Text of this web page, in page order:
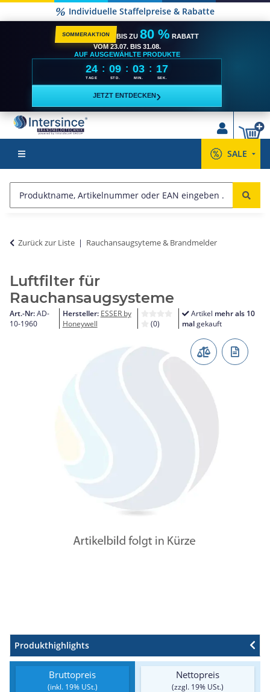
Individuelle Staffelpreise & Rabatte
SOMMERAKTION BIS ZU 80 % RABATT
VOM 23.07. BIS 31.08.
AUF AUSGEWÄHLTE PRODUKTE
24
TAGE
: 09
STD.
: 03
MIN.
: 17
SEK.
JETZT ENTDECKEN ›
SALE
Zurück zur Liste Rauchansaugsyteme & Brandmelder
Luftfilter für
Rauchansaugsysteme
Art.-Nr: AD-
10-1960
Hersteller: ESSER by
Honeywell
(0)
Artikel mehr als 10
mal gekauft
Produkthighlights
Bruttopreis
(inkl. 19% USt.)
Nettopreis
(zzgl. 19% USt.)